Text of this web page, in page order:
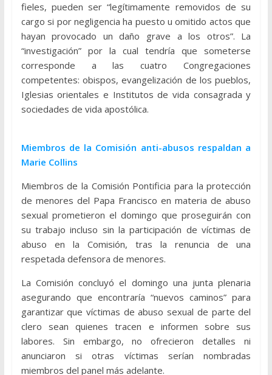
fieles, pueden ser “legítimamente removidos de su
cargo si por negligencia ha puesto u omitido actos que
hayan provocado un daño grave a los otros”. La
“investigación” por la cual tendría que someterse
corresponde a las cuatro Congregaciones
competentes: obispos, evangelización de los pueblos,
Iglesias orientales e Institutos de vida consagrada y
sociedades de vida apostólica.
Miembros de la Comisión anti-abusos respaldan a
Marie Collins
Miembros de la Comisión Pontificia para la protección
de menores del Papa Francisco en materia de abuso
sexual prometieron el domingo que proseguirán con
su trabajo incluso sin la participación de víctimas de
abuso en la Comisión, tras la renuncia de una
respetada defensora de menores.
La Comisión concluyó el domingo una junta plenaria
asegurando que encontraría “nuevos caminos” para
garantizar que víctimas de abuso sexual de parte del
clero sean quienes tracen e informen sobre sus
labores. Sin embargo, no ofrecieron detalles ni
anunciaron si otras víctimas serían nombradas
miembros del panel más adelante.